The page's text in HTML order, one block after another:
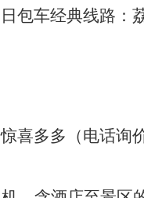
包车经典线路：
喜多多（电话询